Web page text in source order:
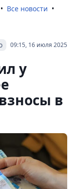
Все новости
09:15, 16 июля 2025
у
в